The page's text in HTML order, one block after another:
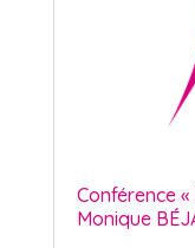
Conférence
Monique